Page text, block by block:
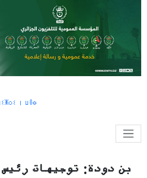
ⵏ ⵡⴻⴱ
بن دودة: توجيهات